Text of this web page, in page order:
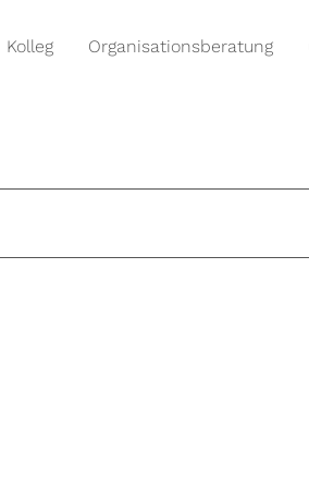
Kolleg Organisationsberatung